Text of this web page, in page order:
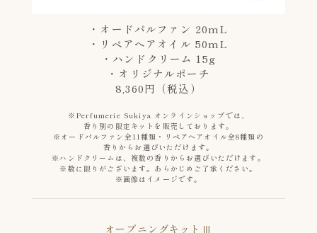
・オードパルファン 20mL
・リペアヘアオイル 50mL
・ハンドクリーム 15g
・オリジナルポーチ
8,360円（税込）
※Perfumerie Sukiya オンラインショップでは、
香り別の限定キットを販売しております。
※オードパルファン全11種類・リペアヘアオイル全8種類の
香りからお選びいただけます。
※ハンドクリームは、複数の香りからお選びいただけます。
※数に限りがございます。あらかじめご了承ください。
※画像はイメージです。
オープニングキットⅢ